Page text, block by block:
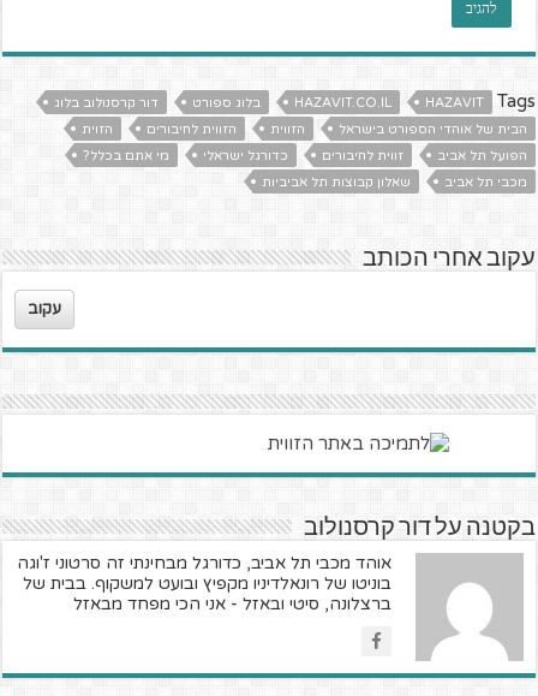
Tags
HAZAVIT
HAZAVIT.CO.IL בלוג ספורט
דור קרסנולוב בלוג
הבית של אוהדי הספורט בישראל
הזווית הזווית לחיבורים
הזוית
הפועל תל אביב
זווית לחיבורים כדורגל ישראלי
מי אתם בכלל?
מכבי תל אביב
שאלון קבוצות תל אביביות
עקוב אחרי הכותב
עקוב
בקטנה על דור קרסנולוב
אוהד מכבי תל אביב, כדורגל מבחינתי זה סרטוני ז'וגה
בוניטו של רונאלדיניו מקפיץ ובועט למשקוף. בבית של
ברצלונה, סיטי ובאזל - אני הכי מפחד מבאזל